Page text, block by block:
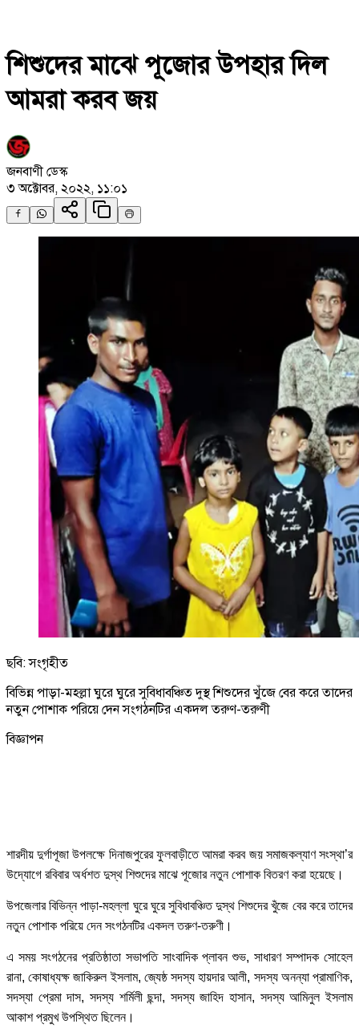
শিশুদের মাঝে পূজোর উপহার দিল
আমরা করব জয়
জনবাণী ডেস্ক
৩ অক্টোবর, ২০২২, ১১:০১
ছবি: সংগৃহীত
বিভিন্ন পাড়া-মহল্লা ঘুরে ঘুরে সুবিধাবঞ্চিত দুস্থ শিশুদের খুঁজে বের করে তাদের
নতুন পোশাক পরিয়ে দেন সংগঠনটির একদল তরুণ-তরুণী
বিজ্ঞাপন
শারদীয় দুর্গাপূজা উপলক্ষে দিনাজপুরের ফুলবাড়ীতে আমরা করব জয় সমাজকল্যাণ সংস্থা’র
উদ্যোগে রবিবার অর্ধশত দুস্থ শিশুদের মাঝে পূজোর নতুন পোশাক বিতরণ করা হয়েছে।
উপজেলার বিভিন্ন পাড়া-মহল্লা ঘুরে ঘুরে সুবিধাবঞ্চিত দুস্থ শিশুদের খুঁজে বের করে তাদের
নতুন পোশাক পরিয়ে দেন সংগঠনটির একদল তরুণ-তরুণী।
এ সময় সংগঠনের প্রতিষ্ঠাতা সভাপতি সাংবাদিক প্লাবন শুভ, সাধারণ সম্পাদক সোহেল
রানা, কোষাধ্যক্ষ জাকিরুল ইসলাম, জ্যেষ্ঠ সদস্য হায়দার আলী, সদস্য অনন্যা প্রামাণিক,
সদস্যা প্রেমা দাস, সদস্য শর্মিলী ছন্দা, সদস্য জাহিদ হাসান, সদস্য আমিনুল ইসলাম
আকাশ প্রমুখ উপস্থিত ছিলেন।